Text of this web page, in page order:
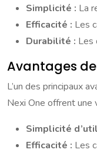
Simplicité : La
Efficacité : Les
Durabilité : Les
Avantages
L’un des principaux
Nexi One offrent une
Simplicité
Efficacité : Les